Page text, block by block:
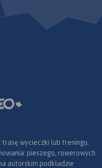
wycieczki lub treningu.
pieszego, rowerowych
autorskim podkładzie